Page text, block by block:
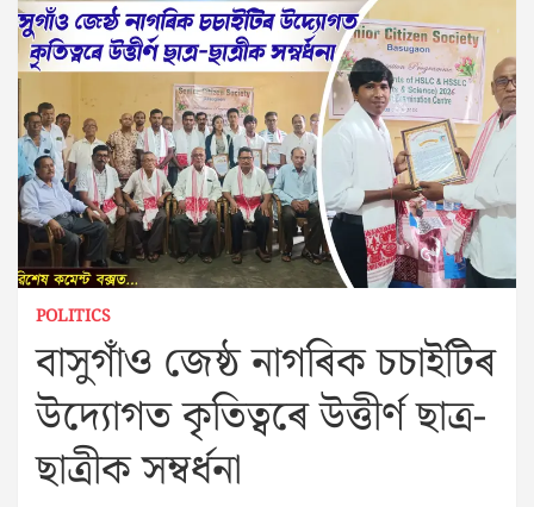
POLITICS
বাসুগাঁও জেষ্ঠ নাগৰিক চচাইটিৰ
উদ্যোগত কৃতিত্বৰে উত্তীৰ্ণ ছাত্ৰ-
ছাত্ৰীক সম্বৰ্ধনা